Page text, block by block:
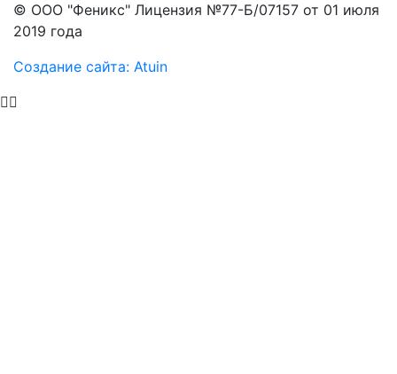
© ООО "Феникс" Лицензия №77-Б/07157 от 01 июля
2019 года
Создание сайта: Atuin